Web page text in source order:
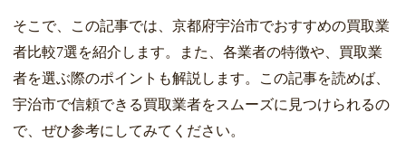
そこで、この記事では、京都府宇治市でおすすめの買取業
者比較7選を紹介します。また、各業者の特徴や、買取業
者を選ぶ際のポイントも解説します。この記事を読めば、
宇治市で信頼できる買取業者をスムーズに見つけられるの
で、ぜひ参考にしてみてください。